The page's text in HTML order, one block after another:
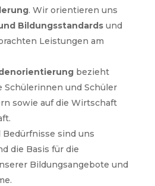
. Wir orientieren uns
Bildungsstandardsund
Leistungen am
bezieht
Schülerinnen und Schüler
sowie auf die Wirtschaft
sind uns
die Basis für die
Bildungsangebote und